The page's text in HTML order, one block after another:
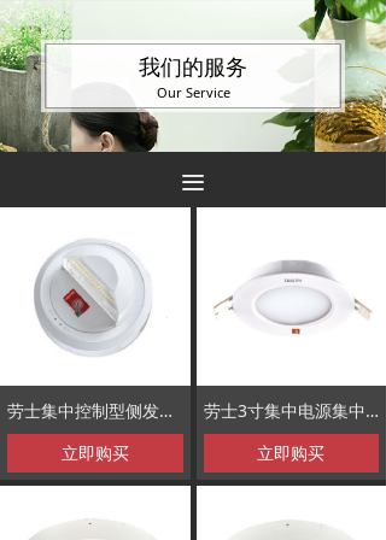
我们的服务
Our Service
끀
劳士集中控制型侧发光消防应急照明灯
立即购买
劳士3寸集中电源集中控制型消防应急筒灯
立即购买